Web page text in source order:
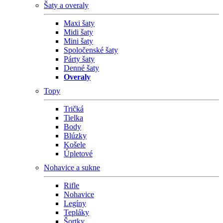
Šaty a overaly
Maxi šaty
Midi šaty
Mini šaty
Spoločenské šaty
Párty šaty
Denné šaty
Overaly
Topy
Tričká
Tielka
Body
Blúzky
Košele
Úpletové
Nohavice a sukne
Rifle
Nohavice
Legíny
Tepláky
Šortky